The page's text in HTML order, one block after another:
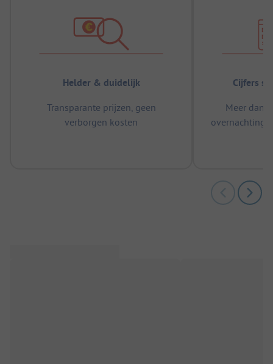
Helder & duidelijk
Transparante prijzen, geen
verborgen kosten
Cijfers
Meer dan